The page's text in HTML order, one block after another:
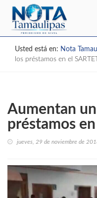
Usted está en: Nota
los préstamos en el
Aumentan
préstamos en
jueves, 29 de noviembre de